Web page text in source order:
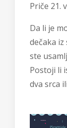
Priče 21.
Da li je
dečaka
ste
Postoji li
dva srca